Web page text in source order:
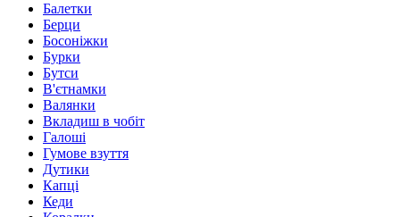
Балетки
Берци
Босоніжки
Бурки
Бутси
В'єтнамки
Валянки
Вкладиш в чобіт
Галоші
Гумове взуття
Дутики
Капці
Кеди